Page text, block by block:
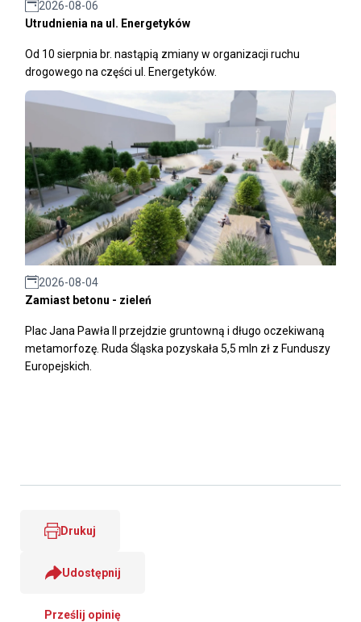
2026-08-06
Utrudnienia na ul. Energetyków
Od 10 sierpnia br. nastąpią zmiany w organizacji ruchu
drogowego na części ul. Energetyków.
2026-08-04
Zamiast betonu - zieleń
Plac Jana Pawła II przejdzie gruntowną i długo oczekiwaną
metamorfozę. Ruda Śląska pozyskała 5,5 mln zł z Funduszy
Europejskich.
Drukuj
Udostępnij
Prześlij opinię